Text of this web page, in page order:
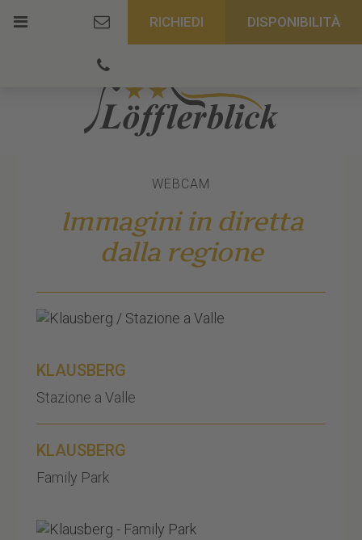
DISPONIBILITÀ
RICHIEDI
WEBCAM
Immagini in diretta
dalla regione
KLAUSBERG
Stazione a Valle
KLAUSBERG
Family Park